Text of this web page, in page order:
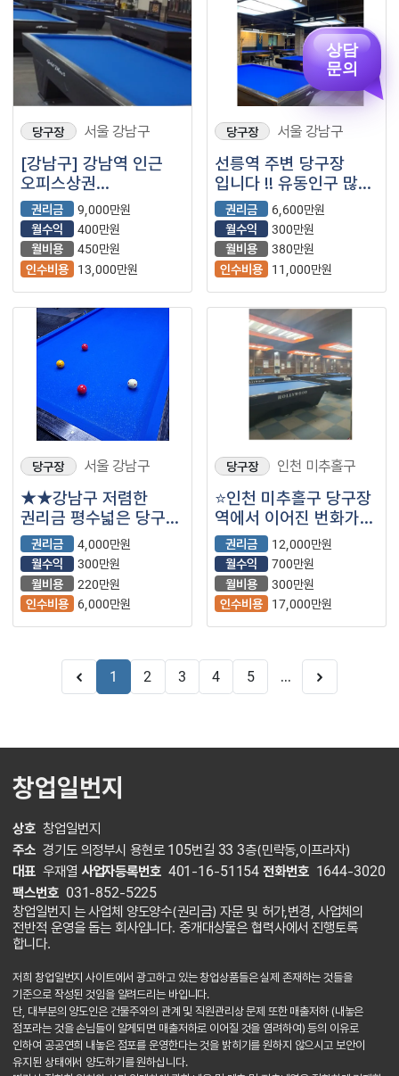
당구장 서울 강남구
[강남구] 강남역 인근
오피스상권
당구장입니다.
권리금
9,000만원
월수익
400만원
월비용
450만원
인수비용
13,000만원
당구장 서울 강남구
선릉역 주변 당구장
입니다 !! 유동인구 많은
지역
권리금
6,600만원
월수익
300만원
월비용
380만원
인수비용
11,000만원
당구장 서울 강남구
★★강남구 저렴한
권리금 평수넓은 당구장
★★
권리금
4,000만원
월수익
300만원
월비용
220만원
인수비용
6,000만원
당구장 인천 미추홀구
⭐인천 미추홀구 당구장
역에서 이어진 번화가에
위치하여 안정적으로
매출이 나오는
매장입니다.
권리금
12,000만원
월수익
700만원
월비용
300만원
인수비용
17,000만원
1 2 3 4 5 ...
창업일번지
상호 창업일번지
주소 경기도 의정부시 용현로 105번길 33 3층(민락동,이프라자)
대표 우재열 사업자등록번호 401-16-51154 전화번호 1644-3020
팩스번호 031-852-5225
창업일번지 는 사업체 양도양수(권리금) 자문 및 허가,변경, 사업체의
전반적 운영을 돕는 회사입니다. 중개대상물은 협력사에서 진행토록
합니다.
저희 창업일번지 사이트에서 광고하고 있는 창업상품들은 실제 존재하는 것들을
기준으로 작성된 것임을 알려드리는 바입니다.
단, 대부분의 양도인은 건물주와의 관계 및 직원관리상 문제 또한 매출저하 (내놓은
점포라는 것을 손님들이 알게되면 매출저하로 이어질 것을 염려하여) 등의 이유로
인하여 공공연희 내놓은 점포를 운영한다는 것을 밝히기를 원하지 않으시고 보안이
유지된 상태에서 양도하기를 원하십니다.
상담
문의